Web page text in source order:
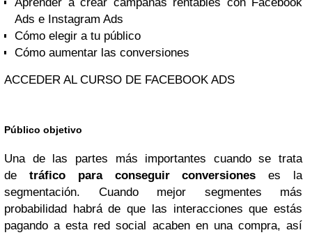
Ads e Instagram Ads
Cómo elegir a tu público
Cómo aumentar las conversiones
ACCEDER AL CURSO DE FACEBOOK ADS
Público objetivo
Una de las partes más importantes cuando se trata
de tráfico para conseguir conversiones es la
segmentación. Cuando mejor segmentes más
probabilidad habrá de que las interacciones que estás
pagando a esta red social acaben en una compra, así